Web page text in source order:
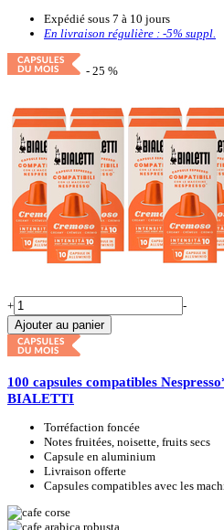
Expédié sous 7 à 10 jours
En livraison régulière : -5% suppl.
- 25 %
+
-
Ajouter au panier
100 capsules compatibles
BIALETTI
Torréfaction foncée
Notes fruitées, noisette, fruits secs
Capsule en aluminium
Livraison offerte
Capsules compatibles avec les